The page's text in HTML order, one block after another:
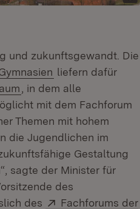
und zukunftsgewandt. Die
(Öffnet in neuem
liefern dafür
(Öffnet in neuem
, in dem alle
mit dem Fachforum
Themen mit hohem
die Jugendlichen im
Gestaltung
sagte der Minister für
des
des
Extern:
Fachforums der